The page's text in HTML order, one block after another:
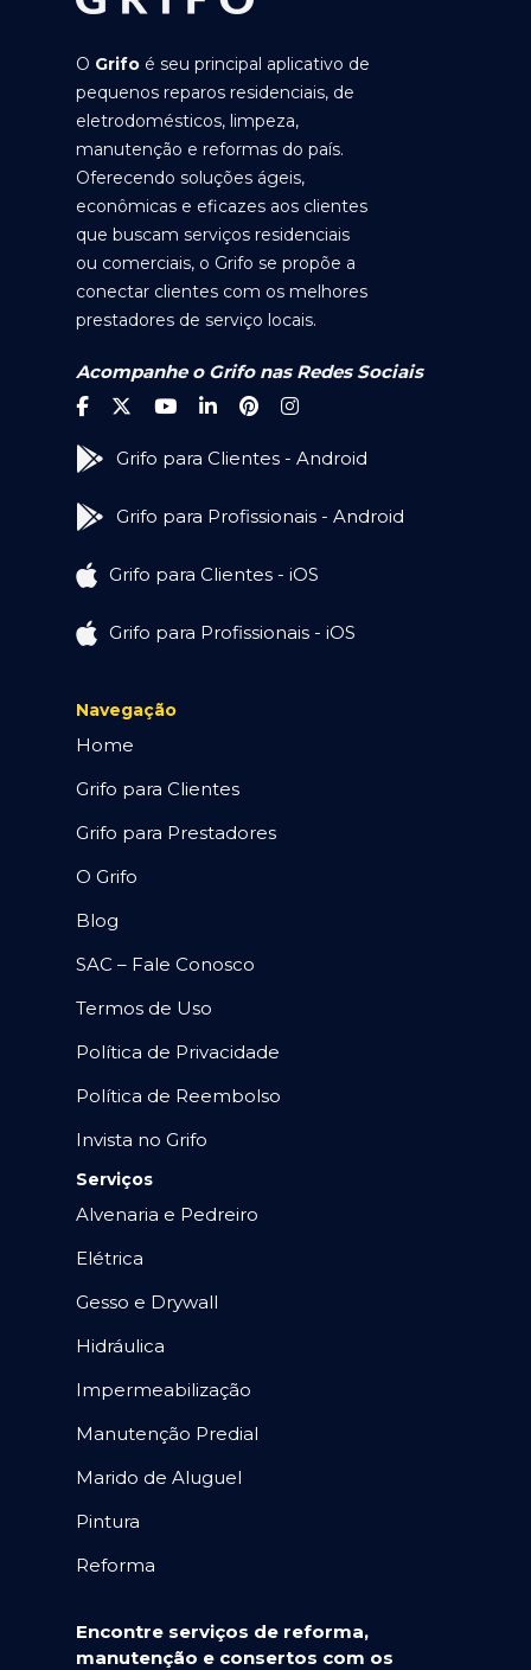
O Grifo é seu principal aplicativo de
pequenos reparos residenciais, de
eletrodomésticos, limpeza,
manutenção e reformas do país.
Oferecendo soluções ágeis,
econômicas e eficazes aos clientes
que buscam serviços residenciais
ou comerciais, o Grifo se propõe a
conectar clientes com os melhores
prestadores de serviço locais.
Acompanhe o Grifo nas Redes Sociais
Grifo para Clientes - Android
Grifo para Profissionais - Android
Grifo para Clientes - iOS
Grifo para Profissionais - iOS
Navegação
Home
Grifo para Clientes
Grifo para Prestadores
O Grifo
Blog
SAC – Fale Conosco
Termos de Uso
Política de Privacidade
Política de Reembolso
Invista no Grifo
Serviços
Alvenaria e Pedreiro
Elétrica
Gesso e Drywall
Hidráulica
Impermeabilização
Manutenção Predial
Marido de Aluguel
Pintura
Reforma
Encontre serviços de reforma,
manutenção e consertos com os